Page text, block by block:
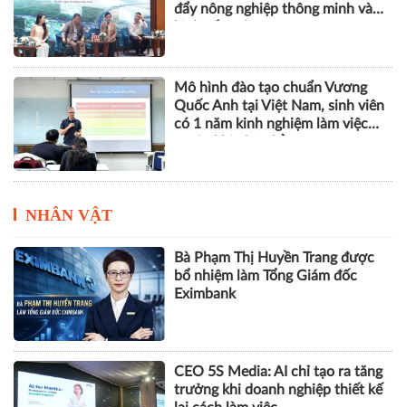
đẩy nông nghiệp thông minh và
Mô hình đào tạo chuẩn Vương
Quốc Anh tại Việt Nam, sinh viên
có 1 năm kinh nghiệm làm việc
NHÂN VẬT
Bà Phạm Thị Huyền Trang được
bổ nhiệm làm Tổng Giám đốc
Eximbank
CEO 5S Media: AI chỉ tạo ra tăng
trưởng khi doanh nghiệp thiết kế